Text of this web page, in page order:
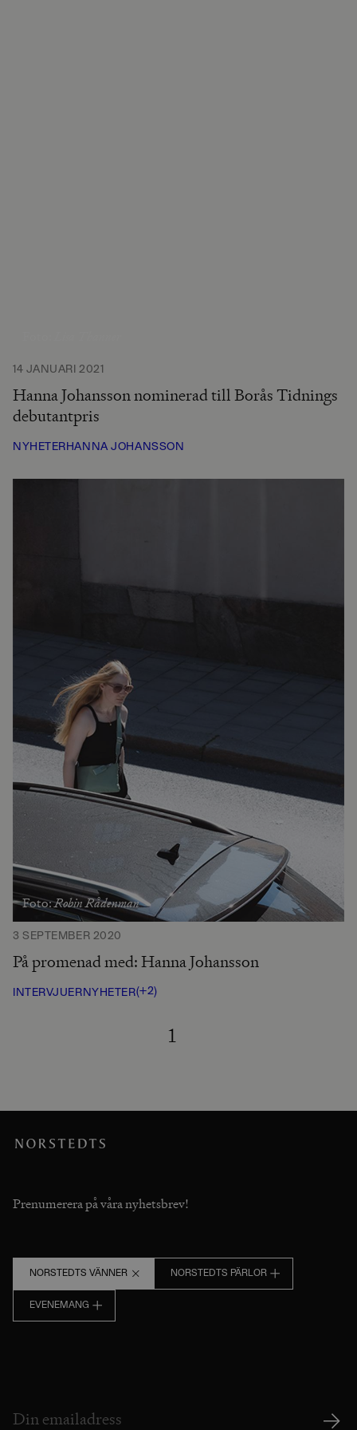
14 JANUARI 2021
Hanna Johansson nominerad till Borås Tidnings
debutantpris
NYHETERHANNA JOHANSSON
Foto:Robin Rådenman
3 SEPTEMBER 2020
På promenad med: Hanna Johansson
INTERVJUERNYHETER(+2)
1
Prenumerera på våra nyhetsbrev!
NORSTEDTS VÄNNER NORSTEDTS PÄRLOR
EVENEMANG